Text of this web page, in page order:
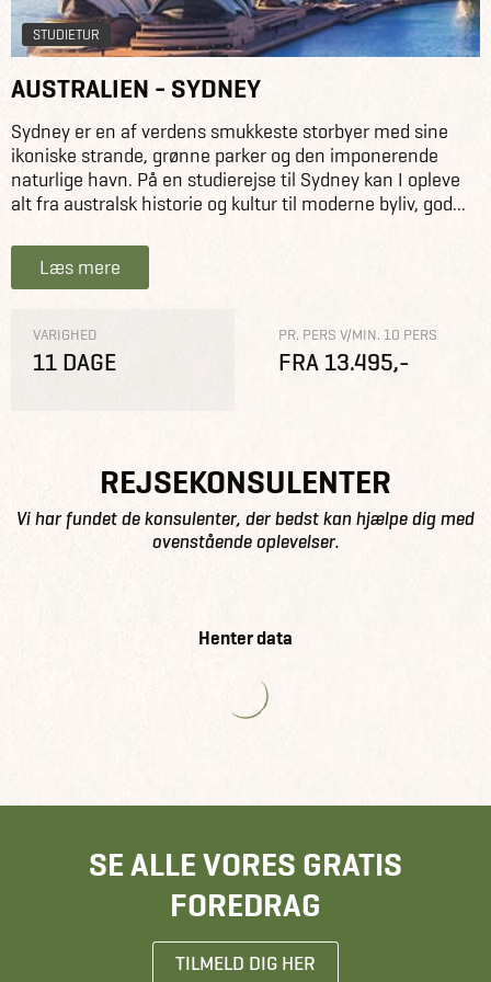
STUDIETUR
AUSTRALIEN - SYDNEY
Sydney er en af verdens smukkeste storbyer med sine
ikoniske strande, grønne parker og den imponerende
naturlige havn. På en studierejse til Sydney kan I opleve
alt fra australsk historie og kultur til moderne byliv, god...
Læs mere
VARIGHED
11 DAGE
PR. PERS V/MIN. 10 PERS
FRA 13.495,-
REJSEKONSULENTER
Vi har fundet de konsulenter, der bedst kan hjælpe dig med
ovenstående oplevelser.
Henter data
SE ALLE VORES GRATIS
FOREDRAG
TILMELD DIG HER